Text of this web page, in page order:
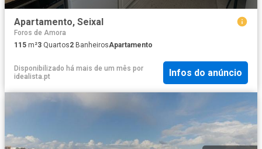
Apartamento, Seixal
Foros de Amora
115 m²3 Quartos2 BanheirosApartamento
Disponibilizado há mais de um mês por
idealista.pt
Infos do anúncio